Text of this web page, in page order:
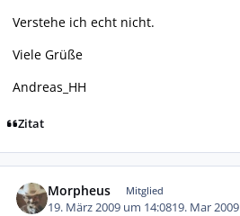
Verstehe ich echt nicht.
Viele Grüße
Andreas_HH
Zitat
Morpheus Mitglied
19. März 2009 um 14:0819. Mar 2009